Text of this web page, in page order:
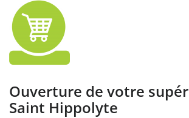
Ouverture de votre
Saint Hippolyte